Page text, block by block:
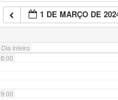
1 DE MARÇO DE
Dia inteiro
7:00
8:00
9:00